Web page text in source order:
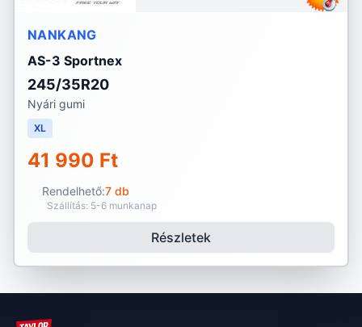
NANKANG
AS-3 Sportnex
245/35R20
Nyári gumi
XL
41 990 Ft
Rendelhető:7 db
Szállítás: 5-6 munkanap
Részletek